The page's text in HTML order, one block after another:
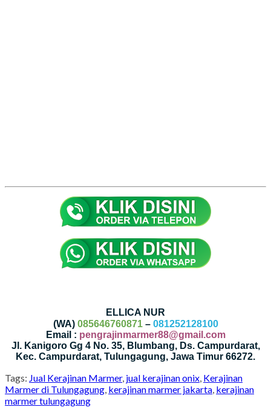
ELLICA NUR
(WA) 085646760871– 081252128100
Email : pengrajinmarmer88@gmail.com
Jl. Kanigoro Gg 4 No. 35, Blumbang, Ds. Campurdarat,
Kec. Campurdarat, Tulungagung, Jawa Timur 66272.
Tags: Jual Kerajinan Marmer, jual kerajinan onix, Kerajinan
Marmer di Tulungagung, kerajinan marmer jakarta, kerajinan
marmer tulungagung